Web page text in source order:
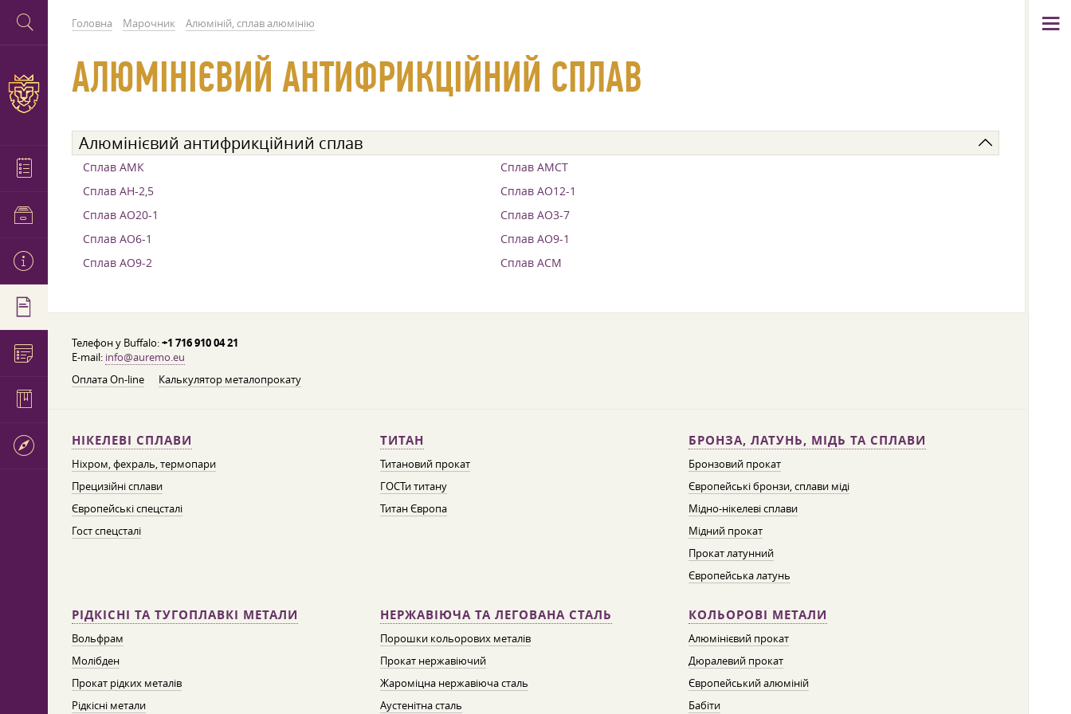
Головна Марочник Алюміній, сплав алюмінію
АЛЮМІНІЄВИЙ АНТИФРИКЦІЙНИЙ СПЛАВ
Алюмінієвий антифрикційний сплав
Сплав АМК
Сплав АМСТ
Сплав АН-2,5
Сплав АО12-1
Сплав АО20-1
Сплав АО3-7
Сплав АО6-1
Сплав АО9-1
Сплав АО9-2
Сплав АСМ
Телефон у Buffalo:+1 716 910 04 21
E-mail: info@auremo.eu
Оплата On-line
Калькулятор металопрокату
НІКЕЛЕВІ СПЛАВИ
Ніхром, фехраль, термопари
Прецизійні сплави
Європейські спецсталі
Гост спецсталі
ТИТАН
Титановий прокат
ГОСТи титану
Титан Європа
БРОНЗА, ЛАТУНЬ, МІДЬ ТА СПЛАВИ
Бронзовий прокат
Європейські бронзи, сплави міді
Мідно-нікелеві сплави
Мідний прокат
Прокат латунний
Європейська латунь
РІДКІСНІ ТА ТУГОПЛАВКІ МЕТАЛИ
Вольфрам
Молібден
Прокат рідких металів
Рідкісні метали
НЕРЖАВІЮЧА ТА ЛЕГОВАНА СТАЛЬ
Порошки кольорових металів
Прокат нержавіючий
Жароміцна нержавіюча сталь
Аустенітна сталь
КОЛЬОРОВІ МЕТАЛИ
Алюмінієвий прокат
Дюралевий прокат
Європейський алюміній
Бабіти